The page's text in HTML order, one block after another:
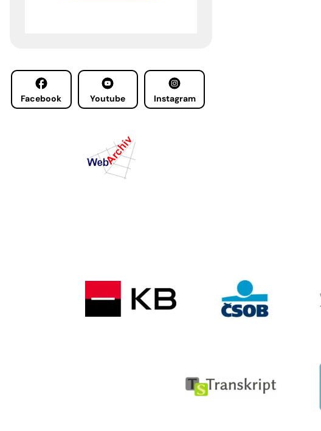
Facebook Youtube Instagram